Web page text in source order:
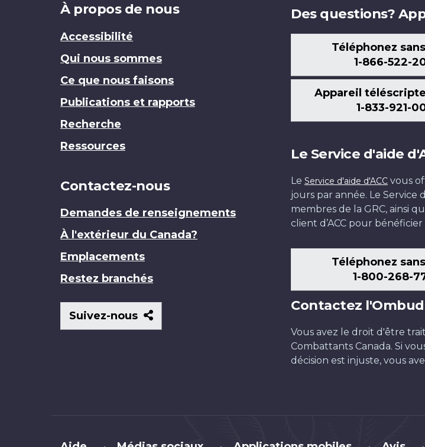
Brand
À propos de nous
Accessibilité
Qui nous sommes
Ce que nous faisons
Publications et rapports
Recherche
Ressources
Contactez-nous
Demandes de renseignements
À l'extérieur du Canada?
Emplacements
Restez branchés
Suivez-nous
Suivez-
nous
Des questions?
Téléphonez
1-866-522-
Appareil
1-833-921-
Le Service d'aide
Le Service d'aide d'ACC vous
jours par année. Le Service
membres de la GRC, ainsi
client d’ACC pour bénéficier
Téléphonez
1-800-268-
Contactez
Vous avez le droit d'être
Combattants Canada. Si
décision est injuste, vous
Brand